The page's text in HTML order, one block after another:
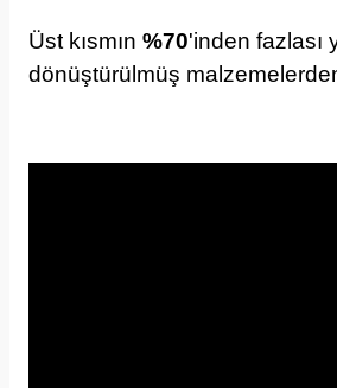
Üst kısmın %70'inden fazlası
dönüştürülmüş